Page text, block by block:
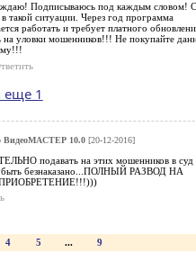
Подписываюсь под каждым словом!
в такой ситуации. Через год программа
работать и требует платного
на уловки мошенников!!! Не покупайте
еще 1
ВидеоМАСТЕР 10.0[20-12-2016]
подавать на этих мошенников в
быть безнаказано...ПОЛНЫЙ РАЗВОД НА
4 5 ... 9